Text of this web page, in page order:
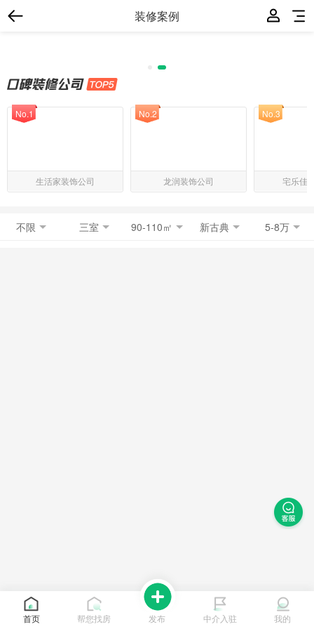
装修案例
生活家装饰公司
No.1
龙润装饰公司
No.2
宅乐佳
No.3
不限 三室 90-110㎡ 新古典 5-8万
首页 帮您找房 发布 中介入驻 我的